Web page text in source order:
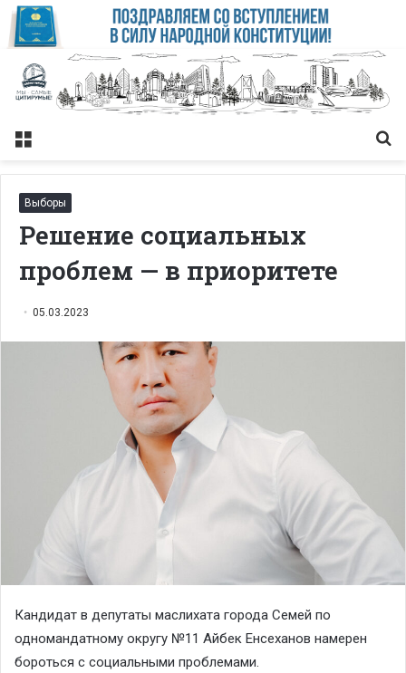
Меню
Выборы
Решение социальных
проблем — в приоритете
05.03.2023
Кандидат в депутаты маслихата города Семей по
одномандатному округу №11 Айбек Енсеханов намерен
бороться с социальными проблемами.